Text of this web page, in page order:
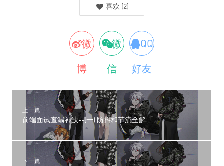
喜欢 (2)
微
博
微
信
QQ
好友
上一篇
前端面试查漏补缺--(一) 防抖和节流全解
下一篇